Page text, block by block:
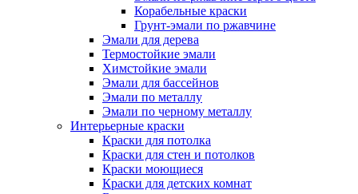
Корабельные краски
Грунт-эмали по ржавчине
Эмали для дерева
Термостойкие эмали
Химстойкие эмали
Эмали для бассейнов
Эмали по металлу
Эмали по черному металлу
Интерьерные краски
Краски для потолка
Краски для стен и потолков
Краски моющиеся
Краски для детских комнат